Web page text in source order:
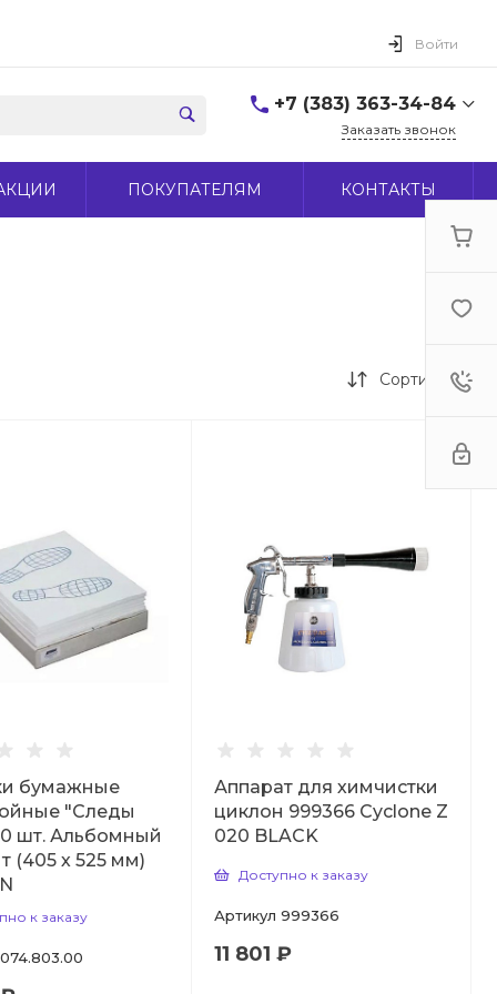
Войти
+7 (383) 363-34-84
г. Новосибирск, ул.
Заказать звонок
ПОКУПАТЕЛЯМ КОНТАКТЫ
Сортировка
бумажные
"Следы
шт. Альбомный
(405 х 525 мм)
к заказу
074.803.00
Аппарат для химчистки
циклон 999366 Cyclone Z
020 BLACK
Доступно к заказу
Артикул 999366
11 801 ₽